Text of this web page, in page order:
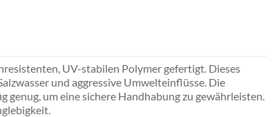
UV-stabilen Polymer gefertigt. Dieses
und aggressive Umwelteinflüsse. Die
um eine sichere Handhabung zu gewährleisten.